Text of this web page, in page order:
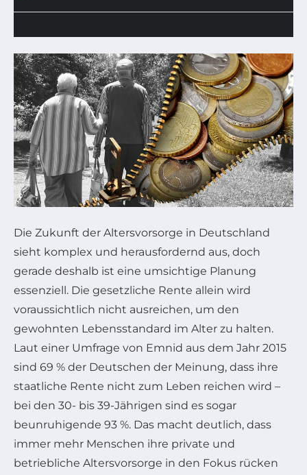
Die Zukunft der Altersvorsorge in Deutschland
sieht komplex und herausfordernd aus, doch
gerade deshalb ist eine umsichtige Planung
essenziell. Die gesetzliche Rente allein wird
voraussichtlich nicht ausreichen, um den
gewohnten Lebensstandard im Alter zu halten.
Laut einer Umfrage von Emnid aus dem Jahr 2015
sind 69 % der Deutschen der Meinung, dass ihre
staatliche Rente nicht zum Leben reichen wird –
bei den 30- bis 39-Jährigen sind es sogar
beunruhigende 93 %. Das macht deutlich, dass
immer mehr Menschen ihre private und
betriebliche Altersvorsorge in den Fokus rücken